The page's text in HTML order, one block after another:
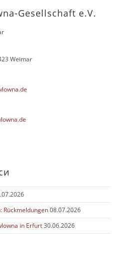
Gesellschaft e.V.
Weimar
Rückmeldungen 08.07.2026
in Erfurt 30.06.2026